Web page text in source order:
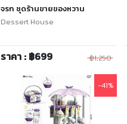
จรก ชุดร้านขายของหวาน
Dessert House
ราคา : ฿699 ฿1,250
-41%